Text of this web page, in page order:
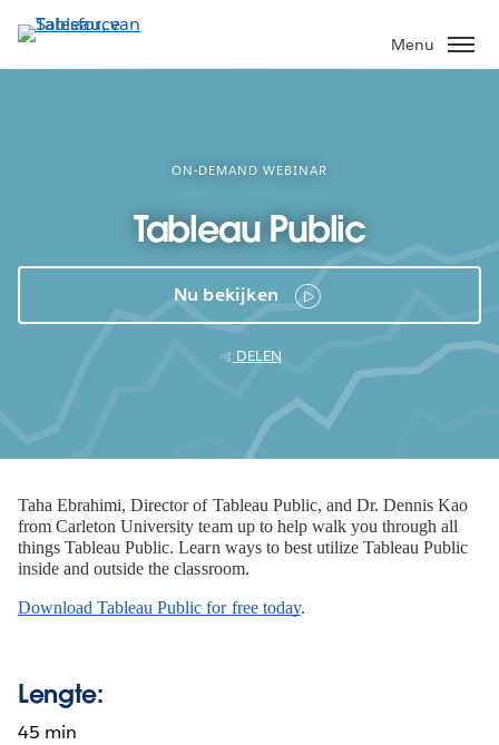
Verder
naar
hoofdinhoud
Menu
ON-DEMAND WEBINAR
Tableau Public
Nu bekijken
DELEN
Taha Ebrahimi, Director of Tableau Public, and Dr. Dennis Kao
from Carleton University team up to help walk you through all
things Tableau Public. Learn ways to best utilize Tableau Public
inside and outside the classroom.
Download Tableau Public for free today.
Lengte:
45 min